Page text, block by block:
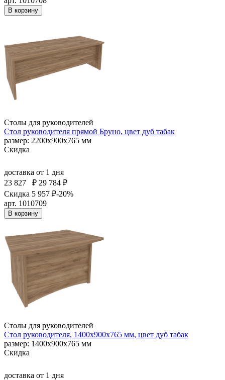
В корзину
Столы для руководителей
Стол руководителя прямой Бруно, цвет дуб табак
размер: 2200х900х765 мм
Скидка
доставка от 1 дня
23 827
₽ 29 784 ₽
Скидка 5 957 ₽-20%
арт. 1010709
В корзину
Столы для руководителей
Стол руководителя, 1400x900x765 мм, цвет дуб табак
размер: 1400x900x765 мм
Скидка
доставка от 1 дня